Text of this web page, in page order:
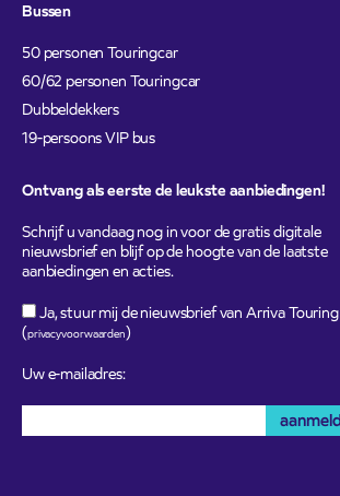
Bussen
50 personen Touringcar
60/62 personen Touringcar
Dubbeldekkers
19-persoons VIP bus
Ontvang als eerste de leukste aanbiedingen!
Schrijf u vandaag nog in voor de gratis digitale
nieuwsbrief en blijf op de hoogte van de laatste
aanbiedingen en acties.
Ja, stuur mij de nieuwsbrief van Arriva Touring
(privacyvoorwaarden)
Uw e-mailadres: